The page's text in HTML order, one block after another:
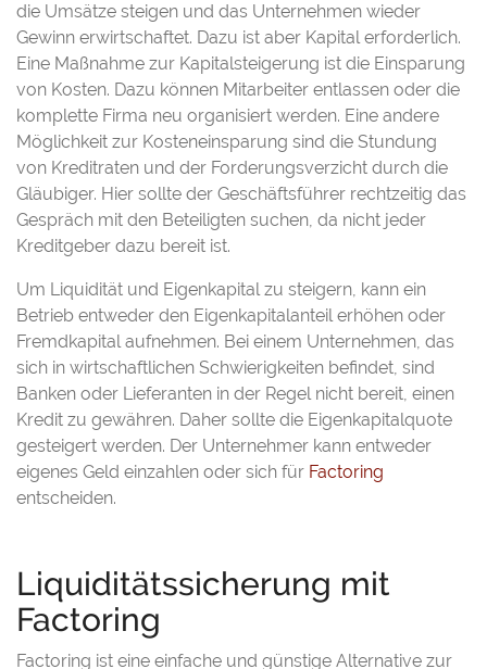
die Umsätze steigen und das Unternehmen wieder
Gewinn erwirtschaftet. Dazu ist aber Kapital erforderlich.
Eine Maßnahme zur Kapitalsteigerung ist die Einsparung
von Kosten. Dazu können Mitarbeiter entlassen oder die
komplette Firma neu organisiert werden. Eine andere
Möglichkeit zur Kosteneinsparung sind die Stundung
von Kreditraten und der Forderungsverzicht durch die
Gläubiger. Hier sollte der Geschäftsführer rechtzeitig das
Gespräch mit den Beteiligten suchen, da nicht jeder
Kreditgeber dazu bereit ist.
Um Liquidität und Eigenkapital zu steigern, kann ein
Betrieb entweder den Eigenkapitalanteil erhöhen oder
Fremdkapital aufnehmen. Bei einem Unternehmen, das
sich in wirtschaftlichen Schwierigkeiten befindet, sind
Banken oder Lieferanten in der Regel nicht bereit, einen
Kredit zu gewähren. Daher sollte die Eigenkapitalquote
gesteigert werden. Der Unternehmer kann entweder
eigenes Geld einzahlen oder sich für Factoring
entscheiden.
Liquiditätssicherung mit
Factoring
Factoring ist eine einfache und günstige Alternative zur